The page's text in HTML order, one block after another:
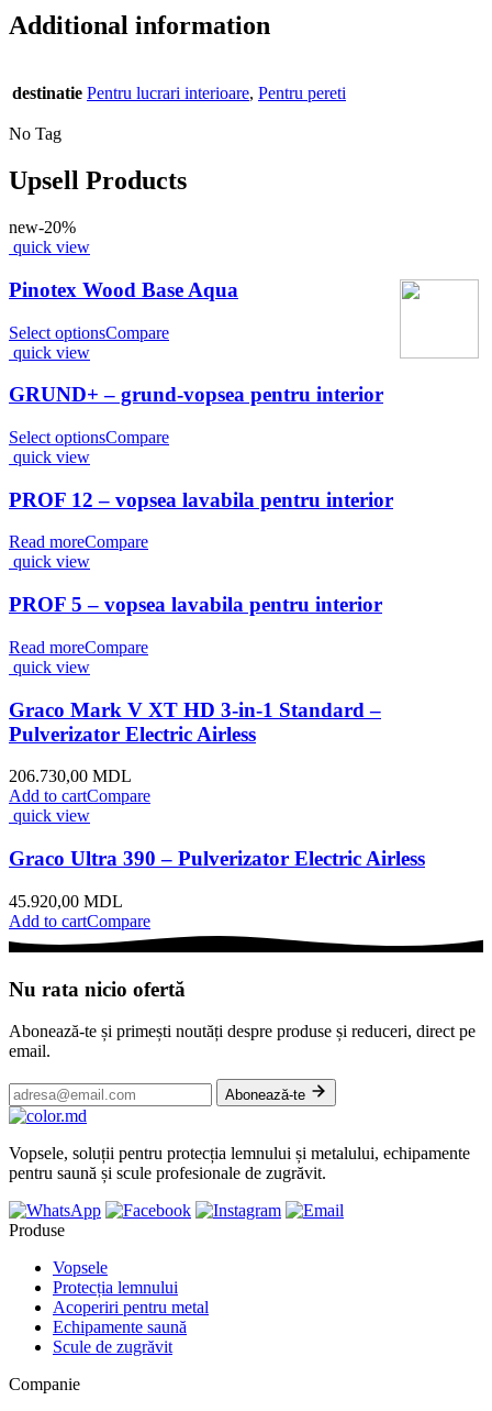
Additional information
destinatie Pentru lucrari interioare, Pentru pereti
No Tag
Upsell Products
new-20%
quick view
Pinotex Wood Base Aqua
Select optionsCompare
quick view
GRUND+ – grund-vopsea pentru interior
Select optionsCompare
quick view
PROF 12 – vopsea lavabila pentru interior
Read moreCompare
quick view
PROF 5 – vopsea lavabila pentru interior
Read moreCompare
quick view
Graco Mark V XT HD 3-in-1 Standard –
Pulverizator Electric Airless
206.730,00 MDL
Add to cartCompare
quick view
Graco Ultra 390 – Pulverizator Electric Airless
45.920,00 MDL
Add to cartCompare
Nu rata nicio ofertă
Abonează-te și primești noutăți despre produse și reduceri, direct pe
email.
Abonează-te
Vopsele, soluții pentru protecția lemnului și metalului, echipamente
pentru saună și scule profesionale de zugrăvit.
Produse
Vopsele
Protecția lemnului
Acoperiri pentru metal
Echipamente saună
Scule de zugrăvit
Companie